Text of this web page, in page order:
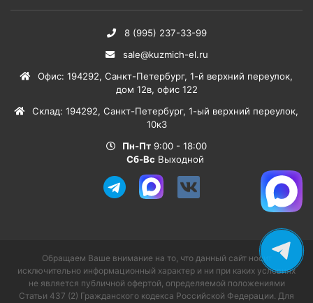
8 (995) 237-33-99
sale@kuzmich-el.ru
Офис: 194292, Санкт-Петербург, 1-й верхний переулок,
дом 12в, офис 122
Склад: 194292, Санкт-Петербург, 1-ый верхний переулок,
10к3
Пн-Пт 9:00 - 18:00
Сб-Вс Выходной
Обращаем Ваше внимание на то, что данный сайт носит
исключительно информационный характер и ни при каких условиях
не является публичной офертой, определяемой положениями
Статьи 437 (2) Гражданского кодекса Российской Федерации. Для